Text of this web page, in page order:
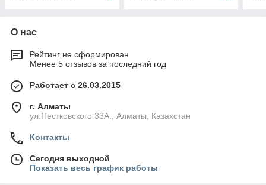
О нас
Рейтинг не сформирован
Менее 5 отзывов за последний год
Работает с 26.03.2015
г. Алматы
ул.Пестковского 33А., Алматы, Казахстан
Контакты
Сегодня выходной
Показать весь график работы